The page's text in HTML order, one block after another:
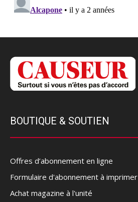
BOUTIQUE & SOUTIEN
Offres d’abonnement en ligne
Formulaire d'abonnement à imprimer
Achat magazine à l'unité